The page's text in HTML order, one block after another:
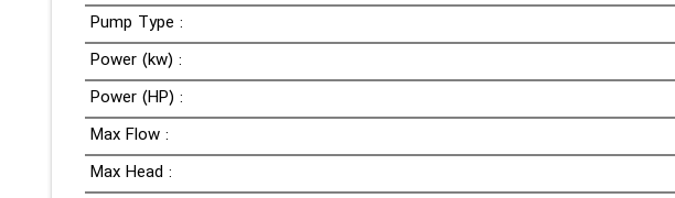
Pump Type :
Power (kw) :
Power (HP) :
Max Flow :
Max Head :